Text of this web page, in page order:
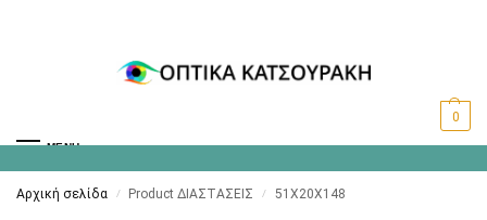
MENU
0
Αρχική σελίδα / Product ΔΙΑΣΤΑΣΕΙΣ / 51X20X148